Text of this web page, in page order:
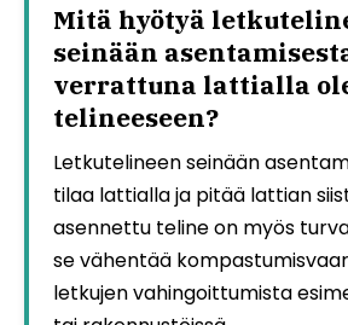
Mitä hyötyä
seinään
verrattuna lattialla
telineeseen?
Letkutelineen seinään
tilaa lattialla ja pitää lattian
asennettu teline on myös
se vähentää
letkujen vahingoittumista